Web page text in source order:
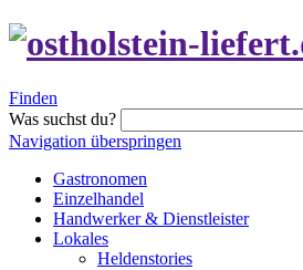
Finden
Was suchst du?
Navigation überspringen
Gastronomen
Einzelhandel
Handwerker & Dienstleister
Lokales
Heldenstories